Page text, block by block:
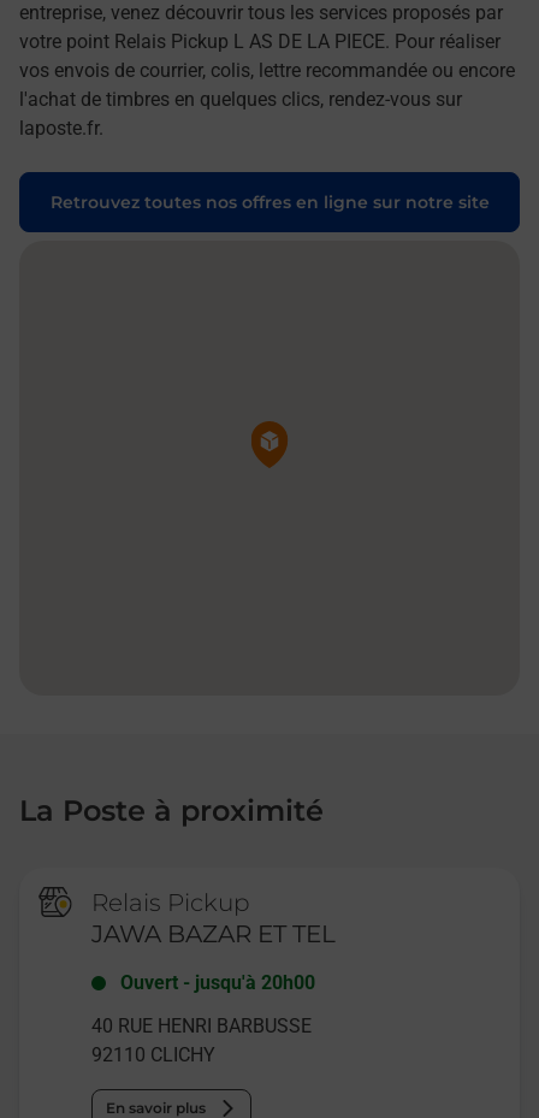
entreprise, venez découvrir tous les services proposés par
votre point Relais Pickup L AS DE LA PIECE. Pour réaliser
vos envois de courrier, colis, lettre recommandée ou encore
l'achat de timbres en quelques clics, rendez-vous sur
laposte.fr.
Retrouvez toutes nos offres en ligne sur notre site
Pin de la carte
La Poste à proximité
Relais Pickup
JAWA BAZAR ET TEL
Ouvert - jusqu'à 20h00
40 RUE HENRI BARBUSSE
92110 CLICHY
En savoir plus